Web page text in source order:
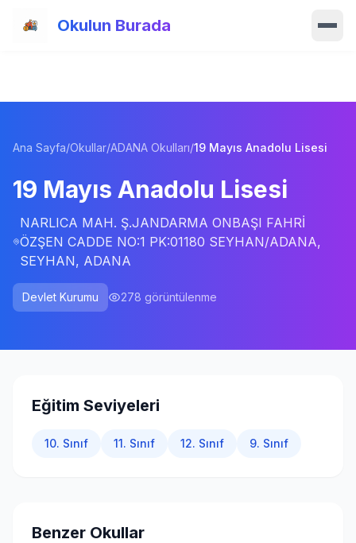
Okulun Burada
Okullar
Haberler
Blog
Ana Sayfa/Okullar/ADANA Okulları/19 Mayıs Anadolu Lisesi
19 Mayıs Anadolu Lisesi
NARLICA MAH. Ş.JANDARMA ONBAŞI FAHRİ
ÖZŞEN CADDE NO:1 PK:01180 SEYHAN/ADANA,
SEYHAN, ADANA
Devlet Kurumu 278 görüntülenme
Eğitim Seviyeleri
10. Sınıf 11. Sınıf 12. Sınıf 9. Sınıf
Benzer Okullar